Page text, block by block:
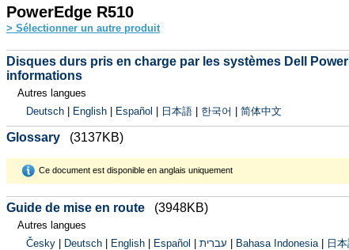
PowerEdge R510
> Sélectionner un autre produit
Disques durs pris en charge par les systèmes Dell
informations
Autres langues
Deutsch
English Español 日本語 한국어 简体中文
Glossary (3137KB)
Ce document est disponible en anglais uniquement
Guide de mise en route (3948KB)
Autres langues
Česky
Deutsch English Español עברית Bahasa Indonesia| 日